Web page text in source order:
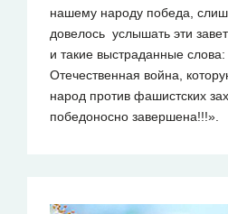
нашему народу победа,
довелось услышать эти
и такие выстраданные
Отечественная война,
народ против фашистских
победоносно завершена!!!».